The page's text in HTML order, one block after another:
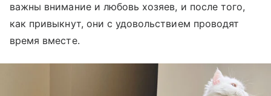
важны внимание и любовь хозяев, и после того,
как привыкнут, они с удовольствием проводят
время вместе.